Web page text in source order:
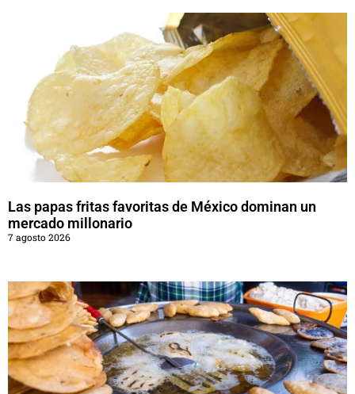
Las papas fritas favoritas de México dominan un
mercado millonario
7 agosto 2026